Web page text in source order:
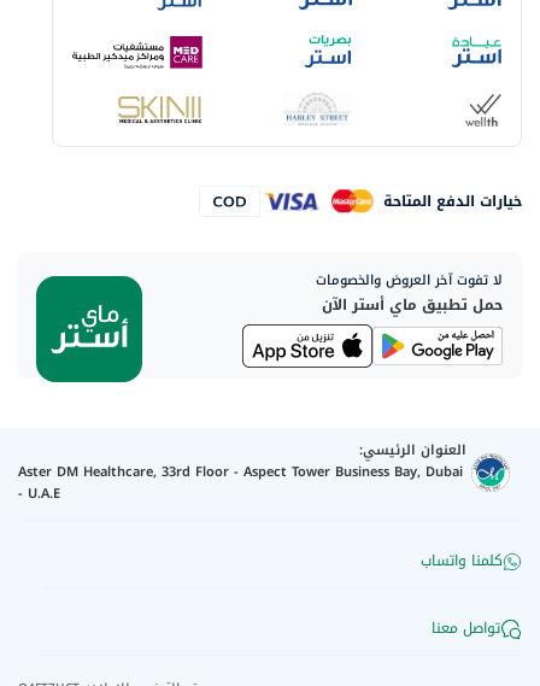
خيارات الدفع المتاحة
لا تفوت آخر العروض والخصومات
حمل تطبيق ماي أستر الآن
العنوان الرئيسي:
Aster DM Healthcare, 33rd Floor - Aspect Tower Business Bay, Dubai
- U.A.E
كلمنا واتساب
تواصل معنا